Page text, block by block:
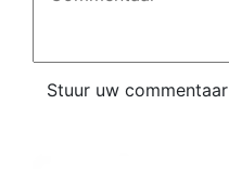
Stuur uw commentaar